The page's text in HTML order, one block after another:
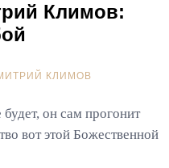
Климов:
КЛИМОВ
он сам прогонит
вот этой Божественной